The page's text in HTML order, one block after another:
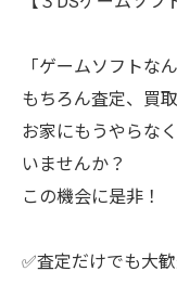
「ゲームソフトな
もちろん査定、買
お家にもうやらな
いませんか？
この機会に是非！
✅査定だけでも大歓